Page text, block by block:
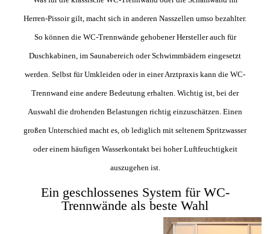
Herren-Pissoir gilt, macht sich in anderen Nasszellen umso bezahlter.
So können die WC-Trennwände gehobener Hersteller auch für
Duschkabinen, im Saunabereich oder Schwimmbädern eingesetzt
werden. Selbst für Umkleiden oder in einer Arztpraxis kann die WC-
Trennwand eine andere Bedeutung erhalten. Wichtig ist, bei der
Auswahl die drohenden Belastungen richtig einzuschätzen. Einen
großen Unterschied macht es, ob lediglich mit seltenem Spritzwasser
oder einem häufigen Wasserkontakt bei hoher Luftfeuchtigkeit
auszugehen ist.
Ein geschlossenes System für WC-
Trennwände als beste Wahl